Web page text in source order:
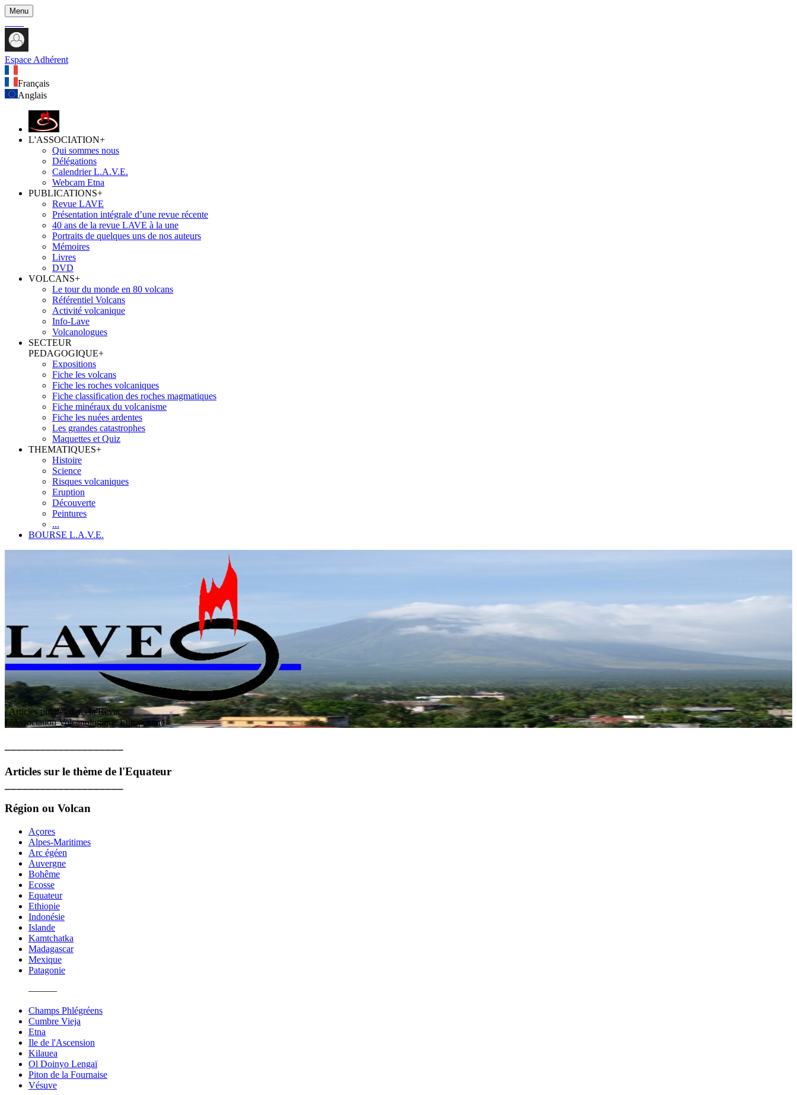
Menu
Espace Adhérent
Français
Anglais
L'ASSOCIATION+
Qui sommes nous
Délégations
Calendrier L.A.V.E.
Webcam Etna
PUBLICATIONS+
Revue LAVE
Présentation intégrale d’une revue récente
40 ans de la revue LAVE à la une
Portraits de quelques uns de nos auteurs
Mémoires
Livres
DVD
VOLCANS+
Le tour du monde en 80 volcans
Référentiel Volcans
Activité volcanique
Info-Lave
Volcanologues
SECTEUR
PEDAGOGIQUE+
Expositions
Fiche les volcans
Fiche les roches volcaniques
Fiche classification des roches magmatiques
Fiche minéraux du volcanisme
Fiche les nuées ardentes
Les grandes catastrophes
Maquettes et Quiz
THEMATIQUES+
Histoire
Science
Risques volcaniques
Eruption
Découverte
Peintures
...
BOURSE L.A.V.E.
/ Articles publiés dans la Revue
L'AssociationVolcanologiqueEuropéenne
Articles sur le thème de l'Equateur
Région ou Volcan
Açores
Alpes-Maritimes
Arc égéen
Auvergne
Bohême
Ecosse
Equateur
Ethiopie
Indonésie
Islande
Kamtchatka
Madagascar
Mexique
Patagonie
———
Champs Phlégréens
Cumbre Vieja
Etna
Ile de l'Ascension
Kilauea
Ol Doinyo Lengaï
Piton de la Fournaise
Vésuve